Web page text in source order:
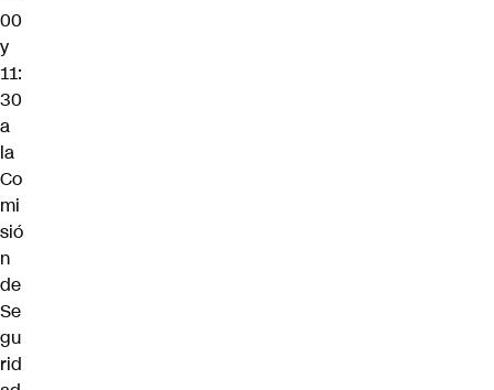
00
y
11:
30
a
la
Co
mi
sió
n
de
Se
gu
rid